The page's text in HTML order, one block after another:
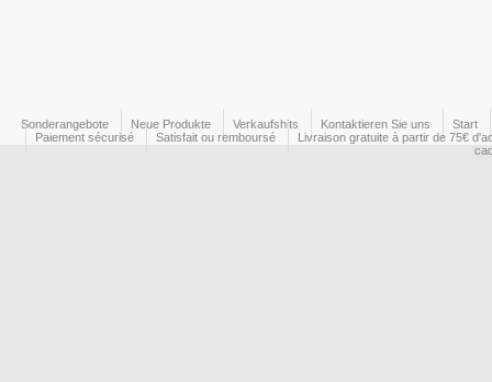
Sonderangebote Neue Produkte Verkaufshits Kontaktieren Sie uns
Start
Paiement sécurisé
Satisfait ou remboursé
Livraison gratuite à partir de 75€